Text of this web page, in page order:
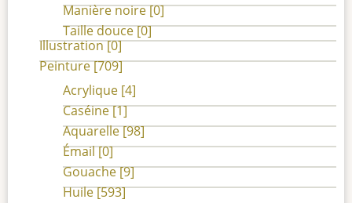
Manière noire[0]
Taille douce[0]
Illustration[0]
Peinture[709]
Acrylique [4]
Caséine[1]
Aquarelle[98]
Émail[0]
Gouache[9]
Huile[593]